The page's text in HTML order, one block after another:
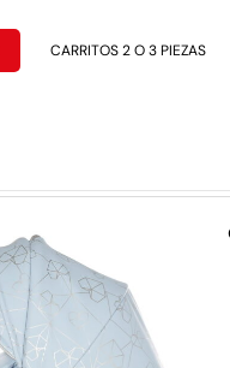
CARRITOS 2 O 3 PIEZAS